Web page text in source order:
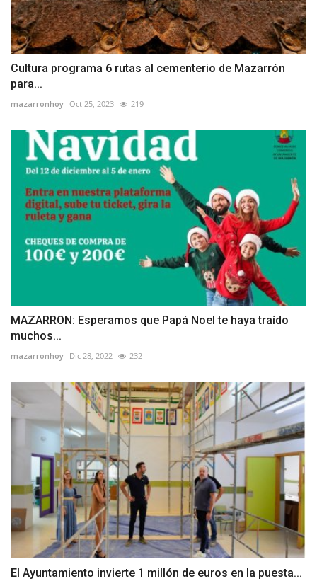
Cultura programa 6 rutas al cementerio de Mazarrón
para...
mazarronhoy Oct 25, 2023 219
MAZARRON: Esperamos que Papá Noel te haya traído
muchos...
mazarronhoy Dic 28, 2022 232
El Ayuntamiento invierte 1 millón de euros en la puesta...